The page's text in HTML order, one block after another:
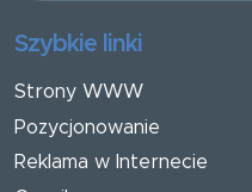
Szybkie linki
Strony WWW
Pozycjonowanie
Reklama w Internecie